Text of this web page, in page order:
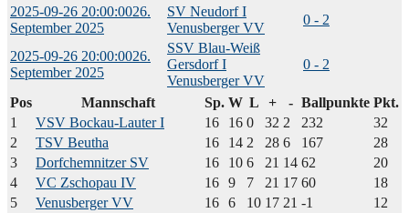
2025-09-26 20:00:0026.
September 2025
SV Neudorf I
Venusberger VV
0 - 2
2025-09-26 20:00:0026.
September 2025
SSV Blau-Weiß
Gersdorf I
Venusberger VV
0 - 2
Pos Mannschaft Sp. W L + - Ballpunkte Pkt.
1
VSV Bockau-Lauter I 16 16 0 32 2 232
32
2
TSV Beutha 16 14 2 28 6 167
28
3
Dorfchemnitzer SV 16 10 6 21 14 62
20
4
VC Zschopau IV 16 9 7 21 17 60
18
5
Venusberger VV 16 6 10 17 21 -1
12